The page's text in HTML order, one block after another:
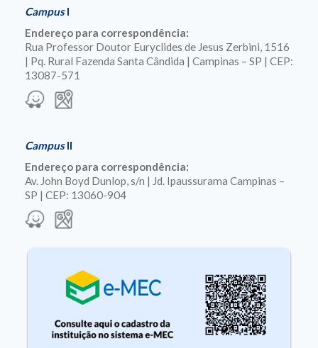
CampusI
Endereço para correspondência:
Rua Professor Doutor Euryclides de Jesus Zerbini, 1516
| Pq. Rural Fazenda Santa Cândida | Campinas – SP | CEP:
13087-571
CampusII
Endereço para correspondência:
Av. John Boyd Dunlop, s/n | Jd. Ipaussurama Campinas –
SP | CEP: 13060-904